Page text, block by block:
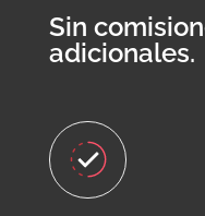
Sin
adicionales.